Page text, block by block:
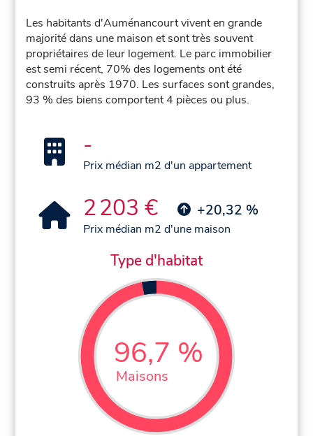
Les habitants d'Auménancourt vivent en grande
majorité dans une maison et sont très souvent
propriétaires de leur logement. Le parc immobilier
est semi récent, 70% des logements ont été
construits après 1970. Les surfaces sont grandes,
93 % des biens comportent 4 pièces ou plus.
-
Prix médian m2 d'un appartement
2 203 € +20,32 %
Prix médian m2 d'une maison
Type d'habitat
96,7 %
Maisons